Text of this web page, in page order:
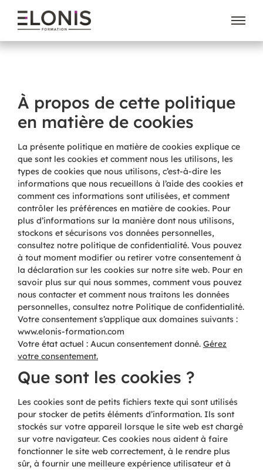
À propos de cette politique
en matière de cookies
La présente politique en matière de cookies explique ce
que sont les cookies et comment nous les utilisons, les
types de cookies que nous utilisons, c’est-à-dire les
informations que nous recueillons à l’aide des cookies et
comment ces informations sont utilisées, et comment
contrôler les préférences en matière de cookies. Pour
plus d’informations sur la manière dont nous utilisons,
stockons et sécurisons vos données personnelles,
consultez notre politique de confidentialité. Vous pouvez
à tout moment modifier ou retirer votre consentement à
la déclaration sur les cookies sur notre site web. Pour en
savoir plus sur qui nous sommes, comment vous pouvez
nous contacter et comment nous traitons les données
personnelles, consultez notre Politique de confidentialité.
Votre consentement s’applique aux domaines suivants :
www.elonis-formation.com
Votre état actuel : Aucun consentement donné. Gérez
votre consentement.
Que sont les cookies ?
Les cookies sont de petits fichiers texte qui sont utilisés
pour stocker de petits éléments d’information. Ils sont
stockés sur votre appareil lorsque le site web est chargé
sur votre navigateur. Ces cookies nous aident à faire
fonctionner le site web correctement, à le rendre plus
sûr, à fournir une meilleure expérience utilisateur et à